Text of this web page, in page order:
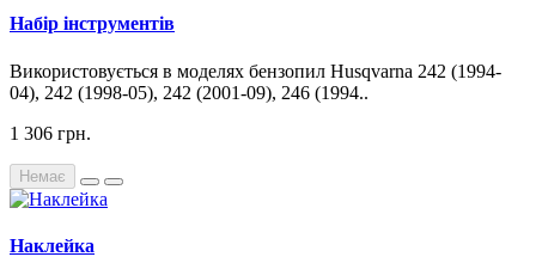
Набір інструментів
Використовується в моделях бензопил Husqvarna 242 (1994-
04), 242 (1998-05), 242 (2001-09), 246 (1994..
1 306 грн.
Немає
Наклейка